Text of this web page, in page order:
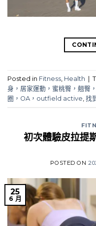
Posted in Fitness Health
身，居家運動，蜜桃臀，翹臀
圈，OA，outfield active 找
初次體驗皮拉提
POSTED ON
25
6 月